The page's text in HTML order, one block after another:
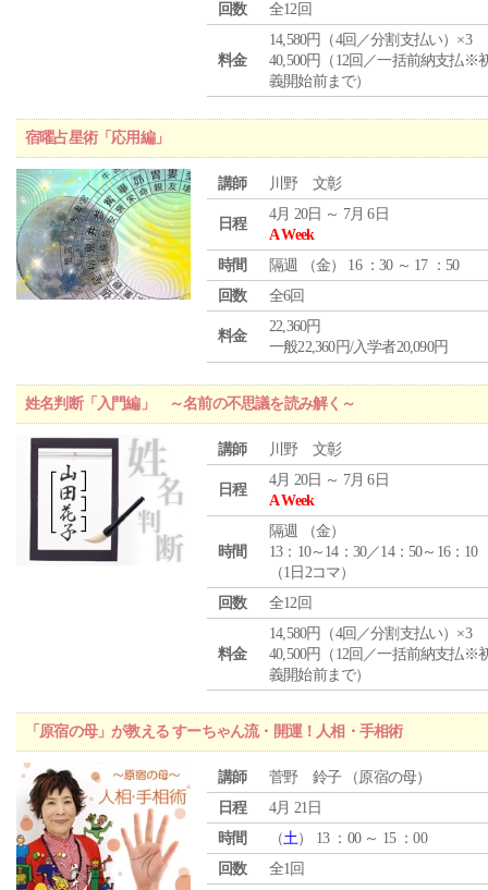
回数
全12回
料金
14,580円（4回／分割支払い）×3
40,500円（12回／一括前納支払※
義開始前まで）
宿曜占星術「応用編」
講師 川野 文彰
日程
4月 20日 ～ 7月 6日
A Week
時間
隔週 （金） 16 ：30 ～ 17 ：50
回数
全6回
料金
22,360円
一般22,360円/入学者20,090円
姓名判断「入門編」 ～名前の不思議を読み解く～
講師 川野 文彰
日程
4月 20日 ～ 7月 6日
A Week
時間
隔週 （金）
13：10～14：30／14：50～16：10
（1日2コマ）
回数
全12回
料金
14,580円（4回／分割支払い）×3
40,500円（12回／一括前納支払※
義開始前まで）
「原宿の母」が教える すーちゃん流・開運！人相・手相術
講師
菅野 鈴子 （原宿の母）
日程
4月 21日
時間
（土） 13 ：00 ～ 15 ：00
回数
全1回